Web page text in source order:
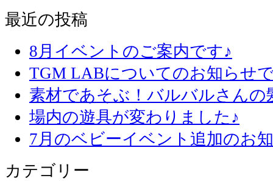
最近の投稿
8月イベントのご案内です♪
TGM LABについてのお知らせ
素材であそぶ！バルバルさん
場内の遊具が変わりました♪
7月のベビーイベント追加のお
カテゴリー